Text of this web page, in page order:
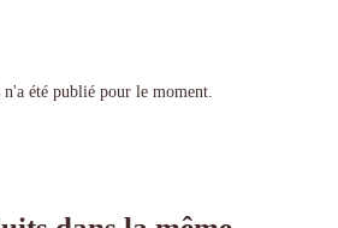
été publié pour le moment.